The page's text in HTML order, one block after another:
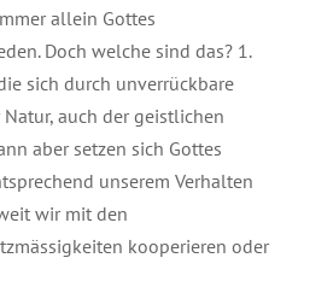
allein Gottes
Doch welche sind das? 1.
sich durch unverrückbare
auch der geistlichen
aber setzen sich Gottes
unserem Verhalten
wir mit den
kooperieren oder